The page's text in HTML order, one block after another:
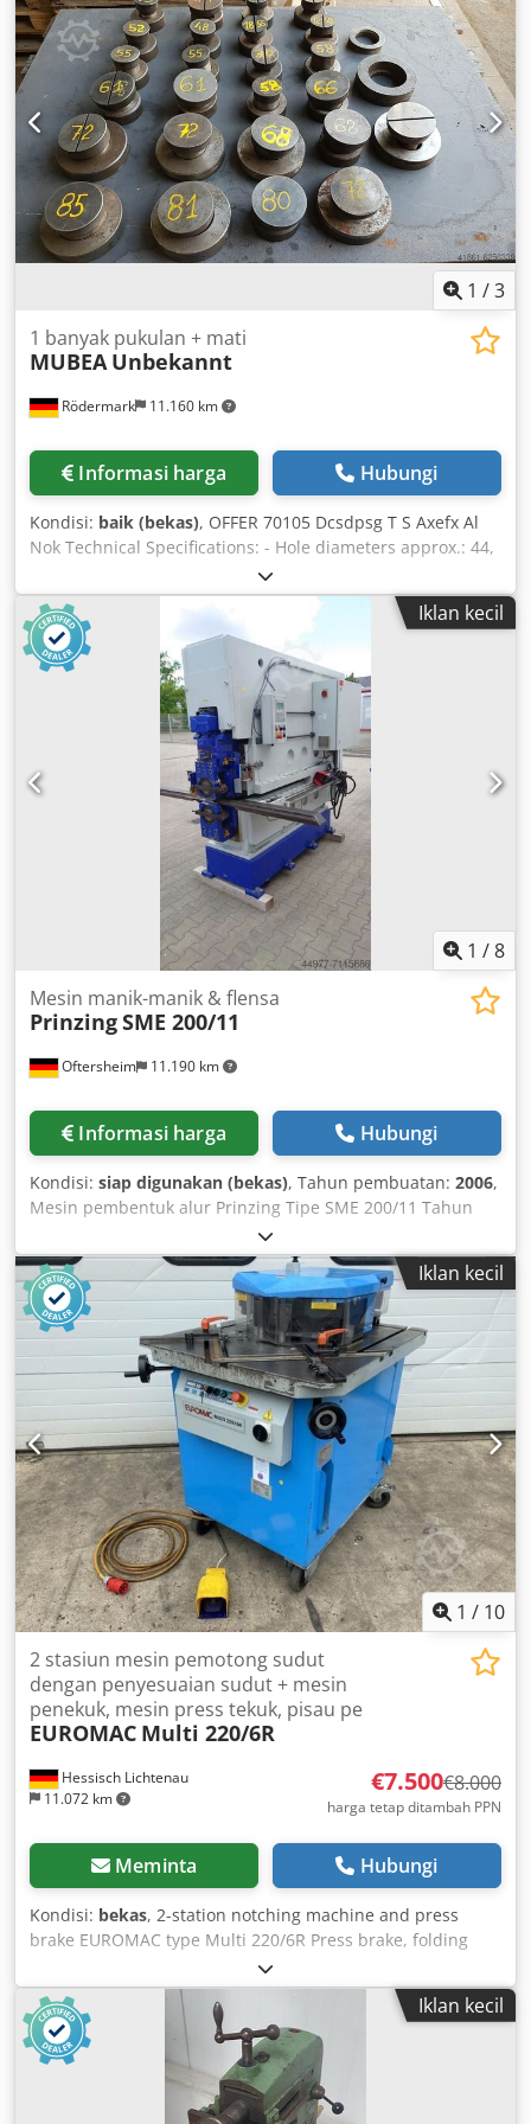
1 /3
Rödermark 11.160 km
1 banyak pukulan + mati
MUBEA Unbekannt
Informasi harga Hubungi
Kondisi: baik (bekas), OFFER 70105 Dcsdpsg T S Axefx Al
Nok Technical Specifications: - Hole diameters approx.: 44,
45, 48, 52, 2 x 55, 2 x 58, 61, 66 mm - 2 x 68, 2 x 80, 81, 85
mm - Slot dimensions approx.: 12 x 42, 12 x 50, 18 x 55 mm
- Punch holder: 58 mm - Punch height: 54 + 58 mm -
Adapter ring for punch - Die height: 30 + 40 mm - Die
external diameter: 90 + 140 mm - Adapter ring for dies: 90
- 140 mm - Weight approx.: 90 kg
Iklan kecil
1 /8
Oftersheim 11.190 km
Mesin manik-manik & flensa
PrinzingSME 200/11
Informasi harga Hubungi
Kondisi: siap digunakan (bekas), Tahun pembuatan: 2006,
Mesin pembentuk alur Prinzing Tipe SME 200/11 Tahun
pembuatan 2006 Jarak bebas 1100 mm Daya terpasang 5,5
kW Ketebalan plat maksimum 1,5 mm baja tahan karat (VA)
Dcsdoh Hgdrjpfx Al Nok Kontrol Siemens Siematic OP7
Perlengkapan khusus: - Penyetelan paralel roll atas
dengan poros kerja yang menggunakan bantalan gulir -
Motor penggerak dengan pengaturan kecepatan tanpa
tingkat - Penyetelan roll atas secara motorik, dapat diatur
tanpa tingkat - Pengaturan kecepatan maju otomatis
dengan kontrol sensor Perangkat pemandu plat model
meja Berat total 6700 kg Penawaran ini ditujukan secara
eksklusif untuk pelaku usaha sesuai § 14 BGB Tidak dijual
kepada perorangan!
Iklan kecil
1 / 10
Hessisch Lichtenau
11.072 km
2 stasiun mesin pemotong sudut
dengan penyesuaian sudut + mesin
penekuk, mesin press tekuk, pisau pe
EUROMAC Multi 220/6R
€7.500€8.000
harga tetap ditambah PPN
Meminta Hubungi
Kondisi: bekas, 2-station notching machine and press
brake EUROMAC type Multi 220/6R Press brake, folding
machine, notching machine Serial no. M11941298, year
1998 Cutting capacity: 6 mm steel at 45 kg/mm², 4 mm
stainless steel Station I (Notching) - Notching angle: 60° to
140° (with special blade from 30° to 140°) - Blade length:
220 mm - Table size: 950 x 640 mm - Manual angle
adjustment via handwheels - Notching angle adjustable
with installed blade set from 60° to 140° - Hydraulic
Iklan kecil